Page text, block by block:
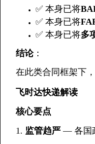
✅ 本身已将
✅ 本身已将
✅ 本身已将多
结论：
在此类合同框架下
飞时达快递解读
核心要点
1. 监管趋严 — 各国